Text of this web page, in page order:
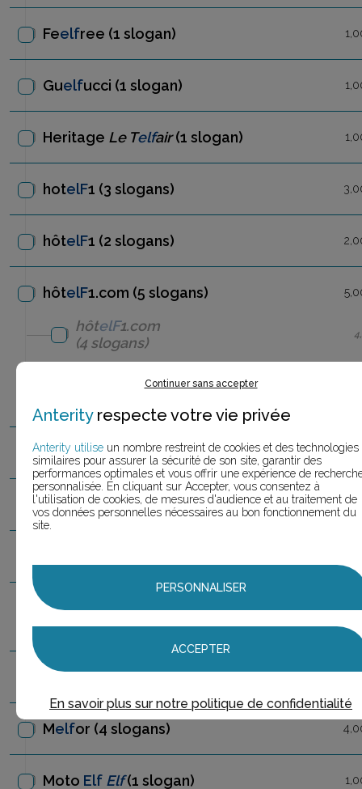
Feelfree (1 slogan)
Guelfucci (1 slogan)
Heritage Le Telfair(1 slogan)
hotelF1 (3 slogans)
hôtelF1 (2 slogans)
hôtelF1.com (5 slogans)
hôtelF1.com
(4 slogans)
1.com Groupe
(1 slogan)
Iconic Selfie Studio(2 slogans)
Imps &Elfs(2 slogans)
Le Conseil Général du territoire de
Belfort(1 slogan)
Le Telfair(1 slogan)
Melfor (4 slogans)
Moto Elf Elf(1 slogan)
Continuer sans accepter
Anterityrespecte votre vie privée
Anterity utilise un nombre restreint de cookies et des technologies
similaires pour assurer la sécurité de son site, garantir des
performances optimales et vous offrir une expérience de
personnalisée. En cliquant sur Accepter, vous consentez à
l'utilisation de cookies, de mesures d'audience et au traitement de
vos données personnelles nécessaires au bon fonctionnement du
site.
PERSONNALISER
ACCEPTER
En savoir plus sur notre politique de confidentialité